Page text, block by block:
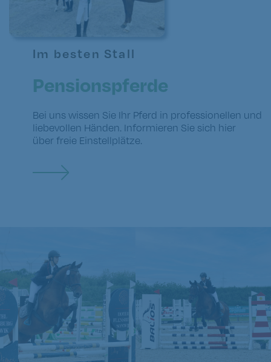
Im besten Stall
Pensionspferde
Bei uns wissen Sie Ihr Pferd in professionellen und
liebevollen Händen. Informieren Sie sich hier
über freie Einstellplätze.